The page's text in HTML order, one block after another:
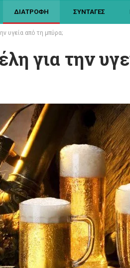
ΔΙΑΤΡΟΦΗ ΣΥΝΤΑΓΕΣ
υγεία από τη μπύρα;
για την